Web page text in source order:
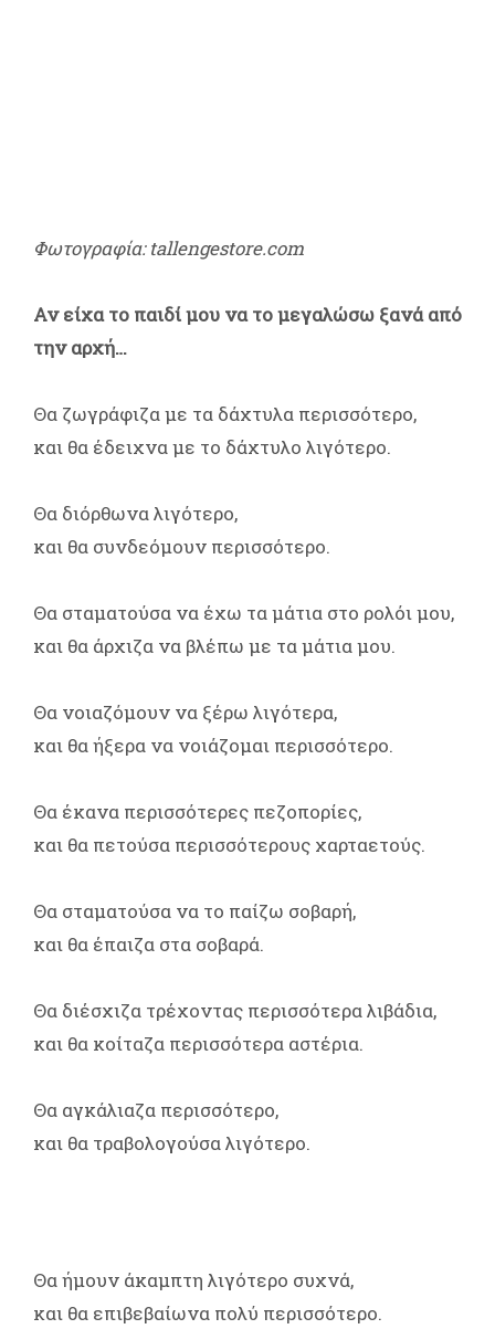
Φωτογραφία: tallengestore.com
Αν είχα το παιδί μου να το μεγαλώσω ξανά από
την αρχή…
Θα ζωγράφιζα με τα δάχτυλα περισσότερο,
και θα έδειχνα με το δάχτυλο λιγότερο.
Θα διόρθωνα λιγότερο,
και θα συνδεόμουν περισσότερο.
Θα σταματούσα να έχω τα μάτια στο ρολόι μου,
και θα άρχιζα να βλέπω με τα μάτια μου.
Θα νοιαζόμουν να ξέρω λιγότερα,
και θα ήξερα να νοιάζομαι περισσότερο.
Θα έκανα περισσότερες πεζοπορίες,
και θα πετούσα περισσότερους χαρταετούς.
Θα σταματούσα να το παίζω σοβαρή,
και θα έπαιζα στα σοβαρά.
Θα διέσχιζα τρέχοντας περισσότερα λιβάδια,
και θα κοίταζα περισσότερα αστέρια.
Θα αγκάλιαζα περισσότερο,
και θα τραβολογούσα λιγότερο.
Θα ήμουν άκαμπτη λιγότερο συχνά,
και θα επιβεβαίωνα πολύ περισσότερο.